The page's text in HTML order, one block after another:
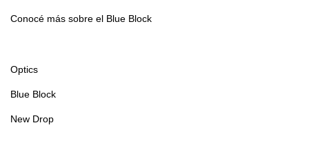
Conocé más sobre el Blue Block
Optics
Blue Block
New Drop